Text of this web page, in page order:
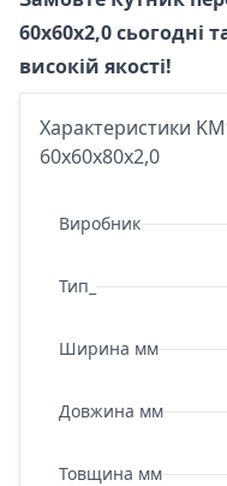
60х60х2,0 сьогодні
високій якості!
Характеристики
60х60х80х2,0
Виробник
Тип_
Ширина мм
Довжина мм
Товщина мм